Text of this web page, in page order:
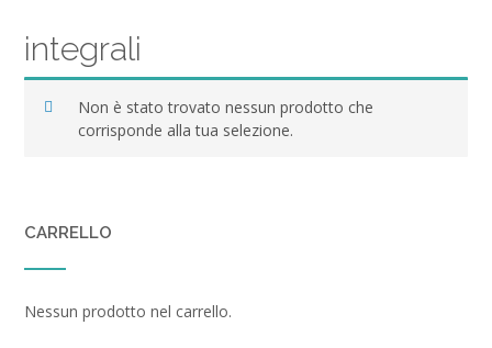
integrali
Non è stato trovato nessun prodotto che
corrisponde alla tua selezione.
CARRELLO
Nessun prodotto nel carrello.